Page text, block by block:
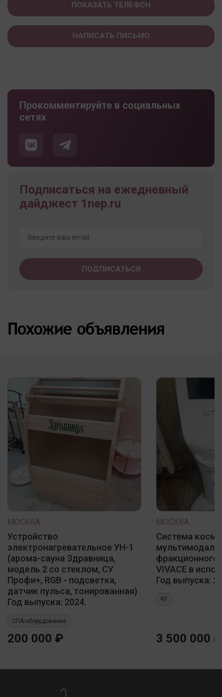
ПОКАЗАТЬ ТЕЛЕФОН
НАПИСАТЬ ПИСЬМО
Прокомментируйте в социальных
сетях
Подписаться на ежедневный
дайджест 1nep.ru
Похожие объявления
МОСКВА
Устройство
электронагревательное УН-1
(арома-сауна Здравница,
модель 2 со стеклом, СУ
Профи+, RGB - подсветка,
датчик пульса, тонированная)
Год выпуска: 2024.
СПА-оборудование
200 000 ₽
МОСКВА
Система
фракционного
VIVACE в
Год выпуска:
RF
3 500 000 ₽